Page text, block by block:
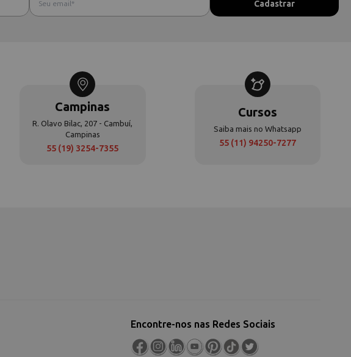
Campinas
R. Olavo Bilac, 207 - Cambuí,
Campinas
55 (19) 3254-7355
Cursos
Saiba mais no Whatsapp
55 (11) 94250-7277
Encontre-nos nas Redes Sociais